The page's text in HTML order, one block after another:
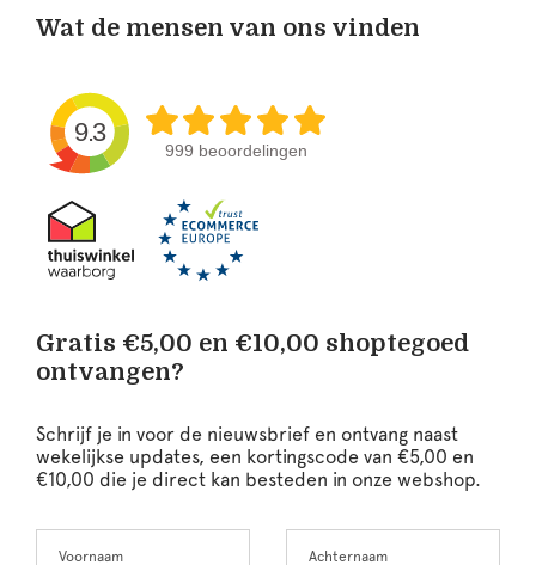
Wat de mensen van ons vinden
9.3
999 beoordelingen
Gratis €5,00 en €10,00 shoptegoed
ontvangen?
Schrijf je in voor de nieuwsbrief en ontvang naast
wekelijkse updates, een kortingscode van €5,00 en
€10,00 die je direct kan besteden in onze webshop.
this